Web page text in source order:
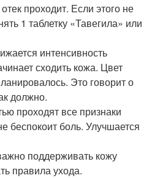
проходит. Если этого не
1 таблетку «Тавегила» или
интенсивность
сходить кожа. Цвет
Это говорит о
должно.
проходят все признаки
беспокоит боль. Улучшается
поддерживать кожу
правила ухода.